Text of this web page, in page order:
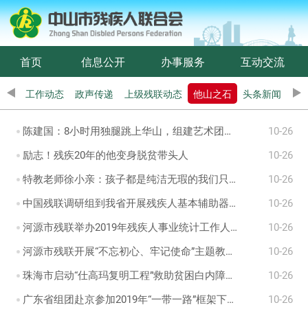
首页 信息公开 办事服务 互动交流
工作动态 政声传递 上级残联动态 他山之石 头条新闻
陈建国：8小时用独腿跳上华山，组建艺术团拥60万粉丝
10-26
励志！残疾20年的他变身脱贫带头人
10-26
特教老师徐小亲：孩子都是纯洁无瑕的我们只是“抹灰”的清洁工
10-26
中国残联调研组到我省开展残疾人基本辅助器具适配补贴制度调研
10-26
河源市残联举办2019年残疾人事业统计工作人员培训班
10-26
河源市残联开展“不忘初心、牢记使命”主题教育专题调研
10-26
珠海市启动“仕高玛复明工程”救助贫困白内障患者
10-26
广东省组团赴京参加2019年“一带一路”框架下残疾人事务主题活动听力语言论坛——听觉口语法专项论坛
10-26